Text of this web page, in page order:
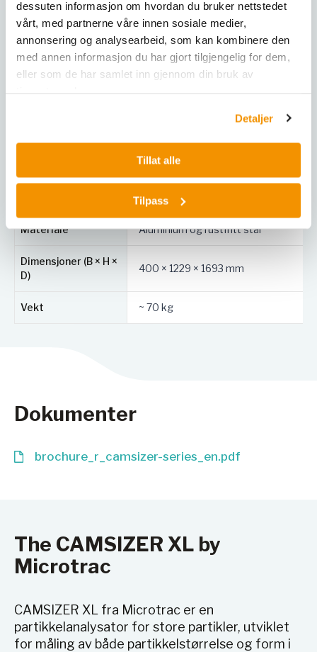
dessuten informasjon om hvordan du bruker nettstedet
vårt, med partnerne våre innen sosiale medier,
annonsering og analysearbeid, som kan kombinere den
med annen informasjon du har gjort tilgjengelig for dem,
eller som de har samlet inn gjennom din bruk av
Detaljer
Tillat alle
Tilpass
Kamerasensor
2560 × 2048 piksler, 62 fps ved
oppløsning
Lyskilde Stroboskopisk lys
> 2 kg (avhengig av applikasjon)
~ 1–5 minutter (avhengig av
Materiale Aluminium og rustfritt stål
Dimensjoner (B × H ×
D)
400 × 1229 × 1693 mm
Vekt ~ 70 kg
Dokumenter
brochure_r_camsizer-series_en.pdf
The CAMSIZER XL by
Microtrac
CAMSIZER XL fra Microtrac er en
partikkelanalysator for store partikler, utviklet
for måling av både partikkelstørrelse og form i